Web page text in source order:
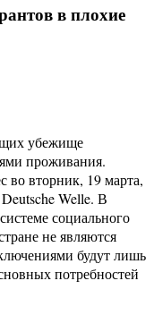
в плохие
убежище
проживания.
во вторник, 19 марта,
Welle. В
социального
не являются
будут лишь
потребностей